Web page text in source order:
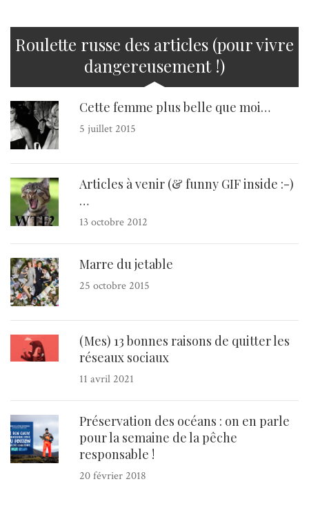
Roulette russe des articles (pour vivre
dangereusement !)
Cette femme plus belle que moi…
5 juillet 2015
Articles à venir (& funny GIF inside :-)
…
13 octobre 2012
Marre du jetable
25 octobre 2015
(Mes) 13 bonnes raisons de quitter les
réseaux sociaux
11 avril 2021
Préservation des océans : on en parle
pour la semaine de la pêche
responsable !
20 février 2018